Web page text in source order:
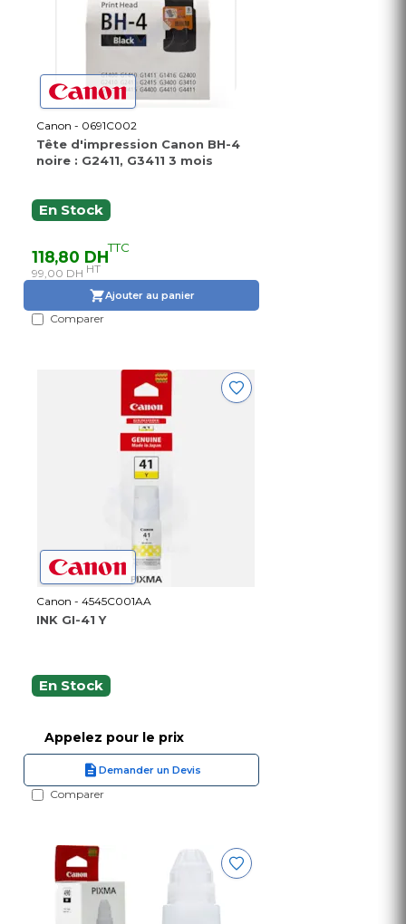
Canon - 0691C002
Tête d'impression Canon BH-4
noire : G2411, G3411 3 mois
En Stock
118,80 DHTTC
99,00 DH HT
Ajouter au panier
Comparer
Canon - 4545C001AA
INK GI-41 Y
En Stock
Appelez pour le prix
Demander un Devis
Comparer